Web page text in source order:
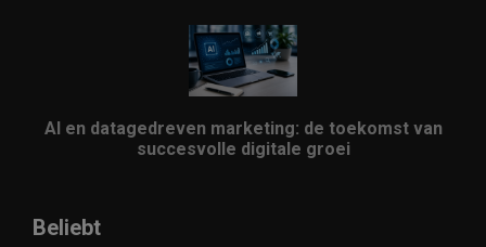
AI en datagedreven marketing: de toekomst van
succesvolle digitale groei
Beliebt